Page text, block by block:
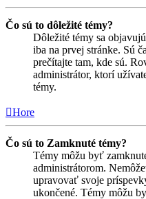
Čo sú to dôležité témy?
Dôležité témy sa
iba na prvej stránke. Sú
prečítajte tam, kde sú.
administrátor, ktorí
témy.
Hore
Čo sú to Zamknuté témy?
Témy môžu byť
administrátorom.
upravovať svoje
ukončené. Témy môžu